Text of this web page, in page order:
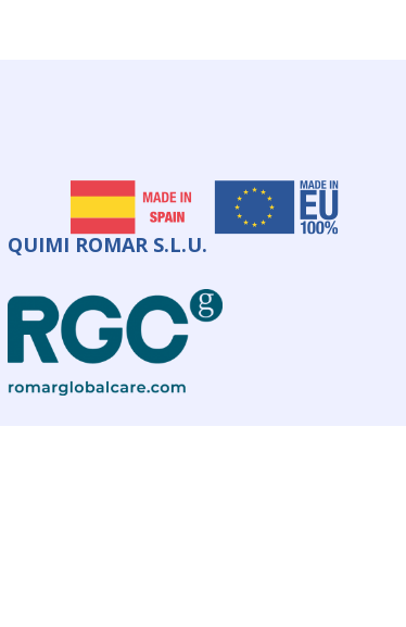
QUIMI ROMAR S.L.U.